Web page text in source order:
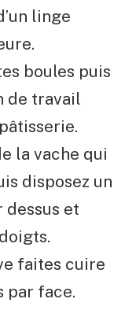
linge
boules puis
de travail
la vache qui
disposez un
dessus et
faites cuire
par face.